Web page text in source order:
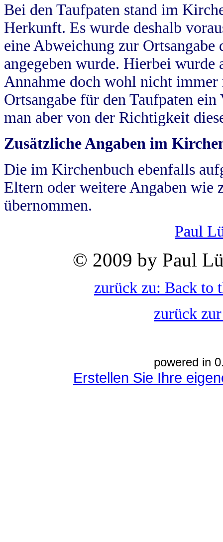
Bei den Taufpaten stand im
Herkunft. Es wurde deshalb
eine Abweichung zur
angegeben wurde. Hierbei wurde
Annahme doch wohl nicht
Ortsangabe für den Taufpaten
man aber von der Richtigkeit
Zusätzliche Angaben im
Die im Kirchenbuch ebenfalls
Eltern oder weitere Angaben wie
übernommen.
Paul
© 2009 by Paul
zurück zu: Back to
zurück
powered in
Erstellen Sie Ihre